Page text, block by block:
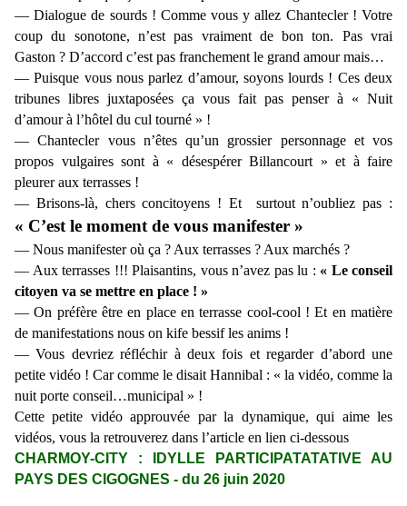
— Dialogue de sourds ! Comme vous y allez Chantecler ! Votre
coup du sonotone, n’est pas vraiment de bon ton. Pas vrai
Gaston ? D’accord c’est pas franchement le grand amour mais…
— Puisque vous nous parlez d’amour, soyons lourds ! Ces deux
tribunes libres juxtaposées ça vous fait pas penser à « Nuit
d’amour à l’hôtel du cul tourné » !
— Chantecler vous n’êtes qu’un grossier personnage et vos
propos vulgaires sont à « désespérer Billancourt » et à faire
pleurer aux terrasses !
— Brisons-là, chers concitoyens ! Et surtout n’oubliez pas :
« C’est le moment de vous manifester »
— Nous manifester où ça ? Aux terrasses ? Aux marchés ?
— Aux terrasses !!! Plaisantins, vous n’avez pas lu : « Le conseil
citoyen va se mettre en place ! »
— On préfère être en place en terrasse cool-cool ! Et en matière
de manifestations nous on kife bessif les anims !
— Vous devriez réfléchir à deux fois et regarder d’abord une
petite vidéo ! Car comme le disait Hannibal : « la vidéo, comme la
nuit porte conseil…municipal » !
Cette petite vidéo approuvée par la dynamique, qui aime les
vidéos, vous la retrouverez dans l’article en lien ci-dessous
CHARMOY-CITY : IDYLLE PARTICIPATATATIVE AU
PAYS DES CIGOGNES - du 26 juin 2020